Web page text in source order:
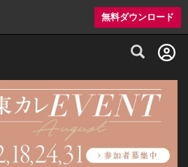
無料ダウンロード
グルメ情報・プレミアムレストラン予約